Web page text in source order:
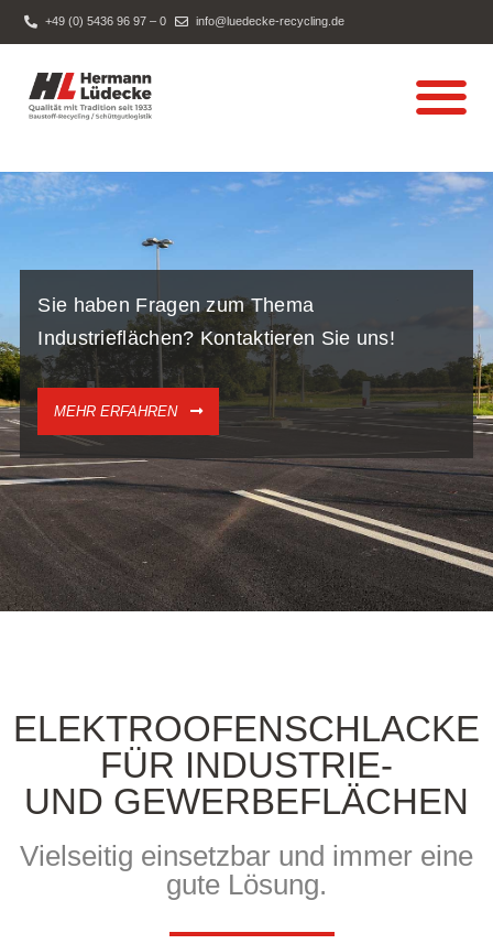
+49 (0) 5436 96 97 – 0 info@luedecke-recycling.de
Sie haben Fragen zum Thema
Industrieflächen? Kontaktieren Sie uns!
MEHR ERFAHREN
ELEKTROOFEN­SCHLACKE
FÜR INDUSTRIE-
UND GEWERBE­FLÄCHEN
Vielseitig einsetzbar und immer eine
gute Lösung.